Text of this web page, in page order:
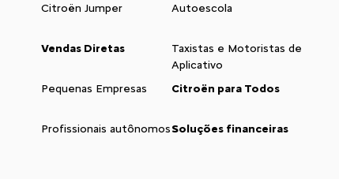
Citroën Jumper
Vendas Diretas
Pequenas Empresas
Profissionais autônomos
Autoescola
Taxistas e Motoristas de
Aplicativo
Citroën para Todos
Soluções financeiras